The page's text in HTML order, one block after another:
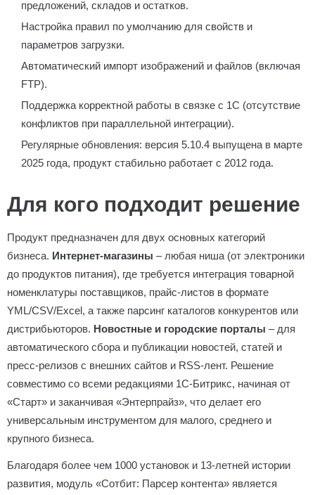
предложений, складов и остатков.
Настройка правил по умолчанию для свойств и
параметров загрузки.
Автоматический импорт изображений и файлов (включая
FTP).
Поддержка корректной работы в связке с 1С (отсутствие
конфликтов при параллельной интеграции).
Регулярные обновления: версия 5.10.4 выпущена в марте
2025 года, продукт стабильно работает с 2012 года.
Для кого подходит решение
Продукт предназначен для двух основных категорий
бизнеса. Интернет-магазины – любая ниша (от электроники
до продуктов питания), где требуется интеграция товарной
номенклатуры поставщиков, прайс-листов в формате
YML/CSV/Excel, а также парсинг каталогов конкурентов или
дистрибьюторов. Новостные и городские порталы – для
автоматического сбора и публикации новостей, статей и
пресс-релизов с внешних сайтов и RSS-лент. Решение
совместимо со всеми редакциями 1С-Битрикс, начиная от
«Старт» и заканчивая «Энтерпрайз», что делает его
универсальным инструментом для малого, среднего и
крупного бизнеса.
Благодаря более чем 1000 установок и 13-летней истории
развития, модуль «Сотбит: Парсер контента» является